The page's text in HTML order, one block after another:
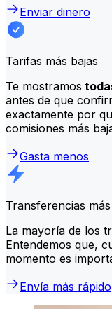
Enviar dinero
Tarifas más bajas
Te mostramos
antes de que
exactamente por
comisiones más
Gasta menos
Transferencias
La mayoría de los
Entendemos que,
momento es
Envía más rápido